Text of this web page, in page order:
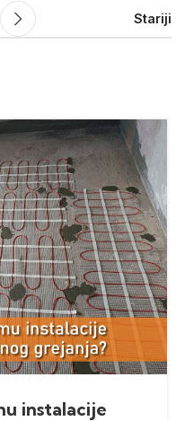
Stariji
instalacije